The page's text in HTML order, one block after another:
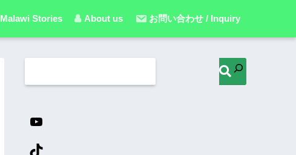
Malawi Stories About us お問い合わせ / Inquiry